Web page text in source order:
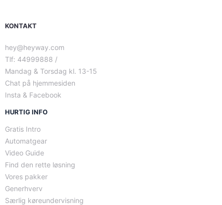
KONTAKT
hey@heyway.com
Tlf: 44999888 /
Mandag & Torsdag kl. 13-15
Chat på hjemmesiden
Insta & Facebook
HURTIG INFO
Gratis Intro
Automatgear
Video Guide
Find den rette løsning
Vores pakker
Generhverv
Særlig køreundervisning